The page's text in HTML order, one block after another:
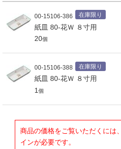
00-15106-386 在庫限り
紙皿 80-花Ｗ ８寸用
20個
00-15106-388 在庫限り
紙皿 80-花Ｗ ８寸用
1 個
商品の価格をご覧いただくには
インが必要です。